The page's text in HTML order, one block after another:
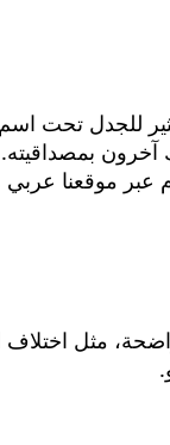
للجدل تحت
موقعنا عربي
مثل اختلاف